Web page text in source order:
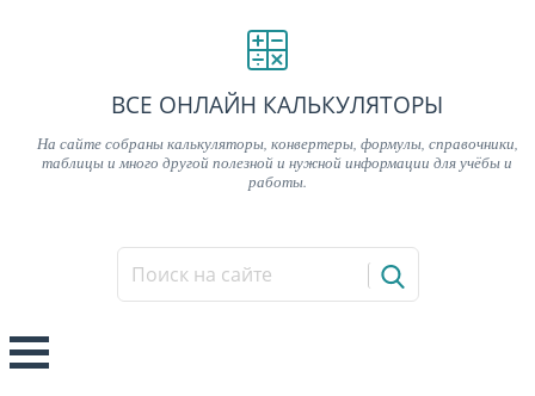
ВСЕ ОНЛАЙН КАЛЬКУЛЯТОРЫ
На сайте собраны калькуляторы, конвертеры, формулы, справочники,
таблицы и много другой полезной и нужной информации для учёбы и
работы.